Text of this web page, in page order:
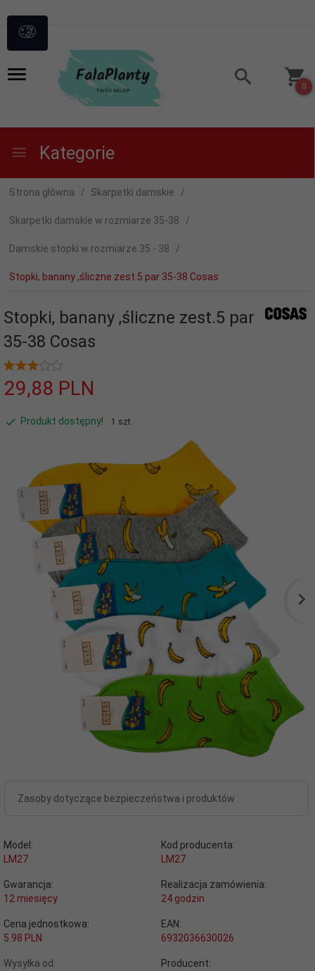
0
Kategorie
Strona główna Skarpetki damskie
Skarpetki damskie w rozmiarze 35-38
Damskie stopki w rozmiarze 35 - 38
Stopki, banany ,śliczne zest.5 par 35-38 Cosas
Stopki, banany ,śliczne zest.5 par
35-38 Cosas
29,88 PLN
Produkt dostępny! 1 szt.
Zasoby dotyczące bezpieczeństwa i produktów
Model:
LM27
Kod producenta:
LM27
Gwarancja:
12 miesięcy
Realizacja zamówienia:
24 godzin
Cena jednostkowa:
5.98 PLN
EAN:
6932036630026
Wysyłka od:
Producent: